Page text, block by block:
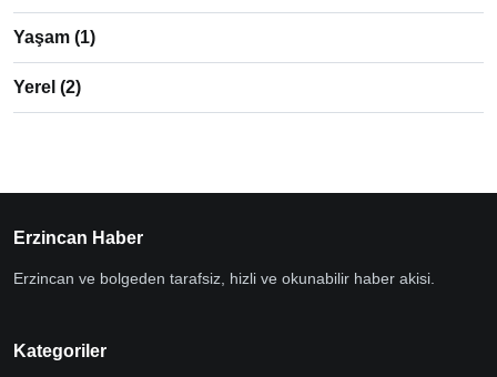
Yaşam (1)
Yerel (2)
Erzincan Haber
Erzincan ve bolgeden tarafsiz, hizli ve okunabilir haber akisi.
Kategoriler